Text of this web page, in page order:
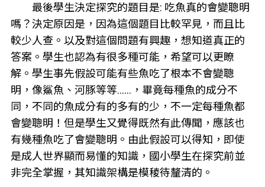
最後學生決定探究的題目是: 吃魚真的會變聰明
嗎？決定原因是，因為這個題目比較罕見，而且比
較少人查。以及對這個問題有興趣，想知道真正的
答案。學生也認為有很多種可能，希望可以更瞭
解。學生事先假設可能有些魚吃了根本不會變聰
明，像鯊魚、河豚等等……，畢竟每種魚的成分不
同，不同的魚成分有的多有的少，不一定每種魚都
會變聰明！但是學生又覺得既然有此傳聞，應該也
有幾種魚吃了會變聰明。由此假設可以得知，即使
是成人世界顯而易懂的知識，國小學生在探究前並
非完全掌握，其知識架構是模稜待釐清的。